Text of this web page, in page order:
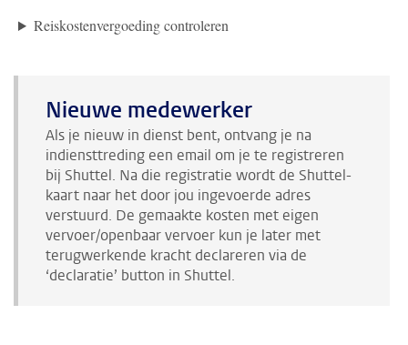
Reiskostenvergoeding controleren
Nieuwe medewerker
Als je nieuw in dienst bent, ontvang je na
indiensttreding een email om je te registreren
bij Shuttel. Na die registratie wordt de Shuttel-
kaart naar het door jou ingevoerde adres
verstuurd. De gemaakte kosten met eigen
vervoer/openbaar vervoer kun je later met
terugwerkende kracht declareren via de
‘declaratie’ button in Shuttel.